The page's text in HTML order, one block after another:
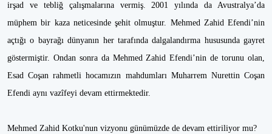
irşad ve tebliğ çalışmalarına vermiş. 2001 yılında da Avustralya’da
müphem bir kaza neticesinde şehit olmuştur. Mehmed Zahid Efendi’nin
açtığı o bayrağı dünyanın her tarafında dalgalandırma hususunda gayret
göstermiştir. Ondan sonra da Mehmed Zahid Efendi’nin de torunu olan,
Esad Coşan rahmetli hocamızın mahdumları Muharrem Nurettin Coşan
Efendi aynı vazîfeyi devam ettirmektedir.
Mehmed Zahid Kotku'nun vizyonu günümüzde de devam ettiriliyor mu?